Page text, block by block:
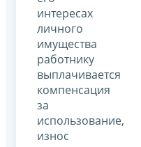
интересах
личного
имущества
работнику
выплачивается
компенсация
за
использование,
износ